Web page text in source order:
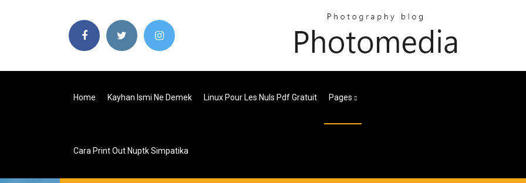
Home Kayhan Ismi Ne Demek Linux Pour Les Nuls Pdf Gratuit Pages
Cara Print Out Nuptk Simpatika